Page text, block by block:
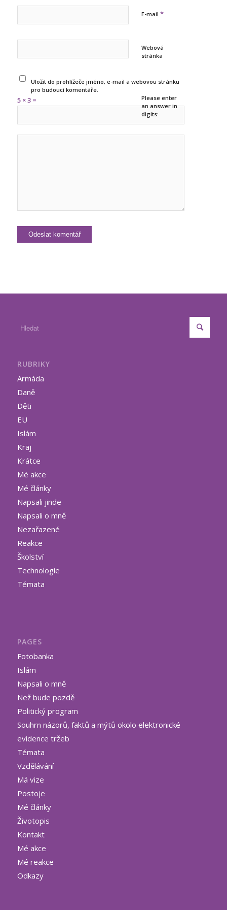
E-mail *
Webová
stránka
Uložit do prohlížeče jméno, e-mail a webovou stránku
pro budoucí komentáře.
Please enter
an answer in
digits:
5 × 3 =
RUBRIKY
Armáda
Daně
Děti
EU
Islám
Kraj
Krátce
Mé akce
Mé články
Napsali jinde
Napsali o mně
Nezařazené
Reakce
Školství
Technologie
Témata
PAGES
Fotobanka
Islám
Napsali o mně
Než bude pozdě
Politický program
Souhrn názorů, faktů a mýtů okolo elektronické
evidence tržeb
Témata
Vzdělávání
Má vize
Postoje
Mé články
Životopis
Kontakt
Mé akce
Mé reakce
Odkazy